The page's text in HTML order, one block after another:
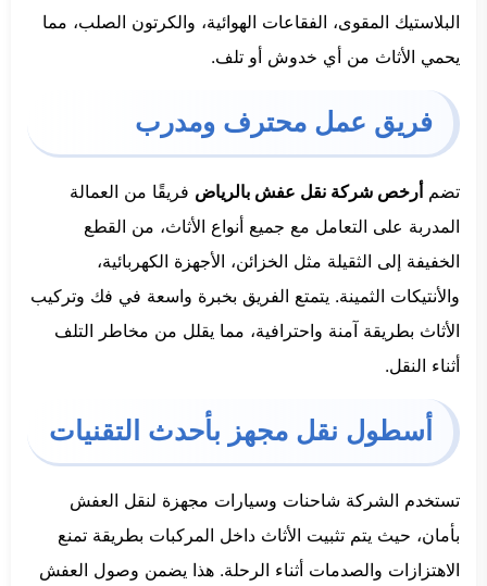
البلاستيك المقوى، الفقاعات الهوائية، والكرتون الصلب، مما
يحمي الأثاث من أي خدوش أو تلف.
فريق عمل محترف ومدرب
تضم أرخص شركة نقل عفش بالرياض فريقًا من العمالة
المدربة على التعامل مع جميع أنواع الأثاث، من القطع
الخفيفة إلى الثقيلة مثل الخزائن، الأجهزة الكهربائية،
والأنتيكات الثمينة. يتمتع الفريق بخبرة واسعة في فك وتركيب
الأثاث بطريقة آمنة واحترافية، مما يقلل من مخاطر التلف
أثناء النقل.
أسطول نقل مجهز بأحدث التقنيات
تستخدم الشركة شاحنات وسيارات مجهزة لنقل العفش
بأمان، حيث يتم تثبيت الأثاث داخل المركبات بطريقة تمنع
الاهتزازات والصدمات أثناء الرحلة. هذا يضمن وصول العفش